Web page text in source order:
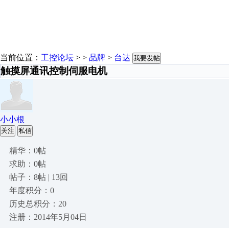
当前位置： 工控论坛 > > 品牌 > 台达 我要发帖
触摸屏通讯控制伺服电机
小小根
关注 私信
精华：0帖
求助：0帖
帖子：8帖 | 13回
年度积分：0
历史总积分：20
注册：2014年5月04日